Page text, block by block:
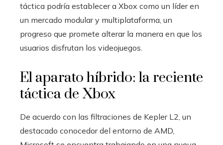
táctica podría establecer a Xbox como un líder en
un mercado modular y multiplataforma, un
progreso que promete alterar la manera en que los
usuarios disfrutan los videojuegos.
El aparato híbrido: la reciente
táctica de Xbox
De acuerdo con las filtraciones de Kepler L2, un
destacado conocedor del entorno de AMD,